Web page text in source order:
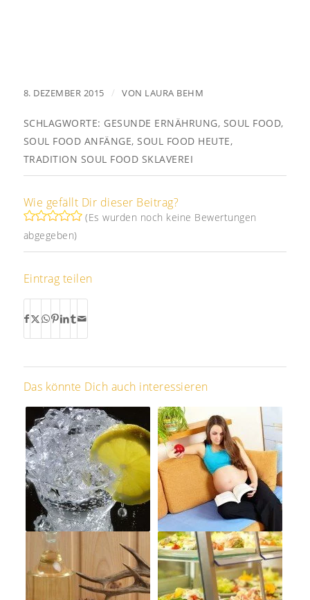
8. DEZEMBER 2015 / VON LAURA BEHM
SCHLAGWORTE: GESUNDE ERNÄHRUNG, SOUL FOOD,
SOUL FOOD ANFÄNGE,SOUL FOOD HEUTE,
TRADITION SOUL FOOD SKLAVEREI
Wie gefällt Dir dieser Beitrag?
(Es wurden noch keine Bewertungen
abgegeben)
Eintrag teilen
Das könnte Dich auch interessieren